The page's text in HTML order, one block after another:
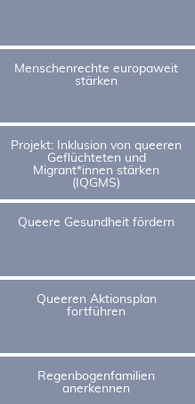
Menschenrechte europaweit
stärken
Projekt: Inklusion von queeren
Geflüchteten und
Migrant*innen stärken
(IQGMS)
Queere Gesundheit fördern
Queeren Aktionsplan
fortführen
Regenbogenfamilien
anerkennen